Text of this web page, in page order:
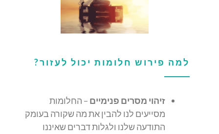
למה פירוש חלומות יכול לעזור?
זיהוי מסרים פנימיים – החלומות
מסייעים לנו להבין את מה שקורה בעומק
התודעה שלנו ולגלות דברים שאיננו